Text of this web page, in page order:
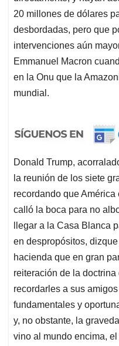
20 millones de dólares
desbordadas, pero que
intervenciones aún
Emmanuel Macron
en la Onu que la
mundial.
Donald Trump,
la reunión de los siete
recordando que
calló la boca para no
llegar a la Casa Blanca
en despropósitos,
hacienda que en gran
reiteración de la
recordarles a sus
fundamentales y
y, no obstante, la
vino al mundo encima,